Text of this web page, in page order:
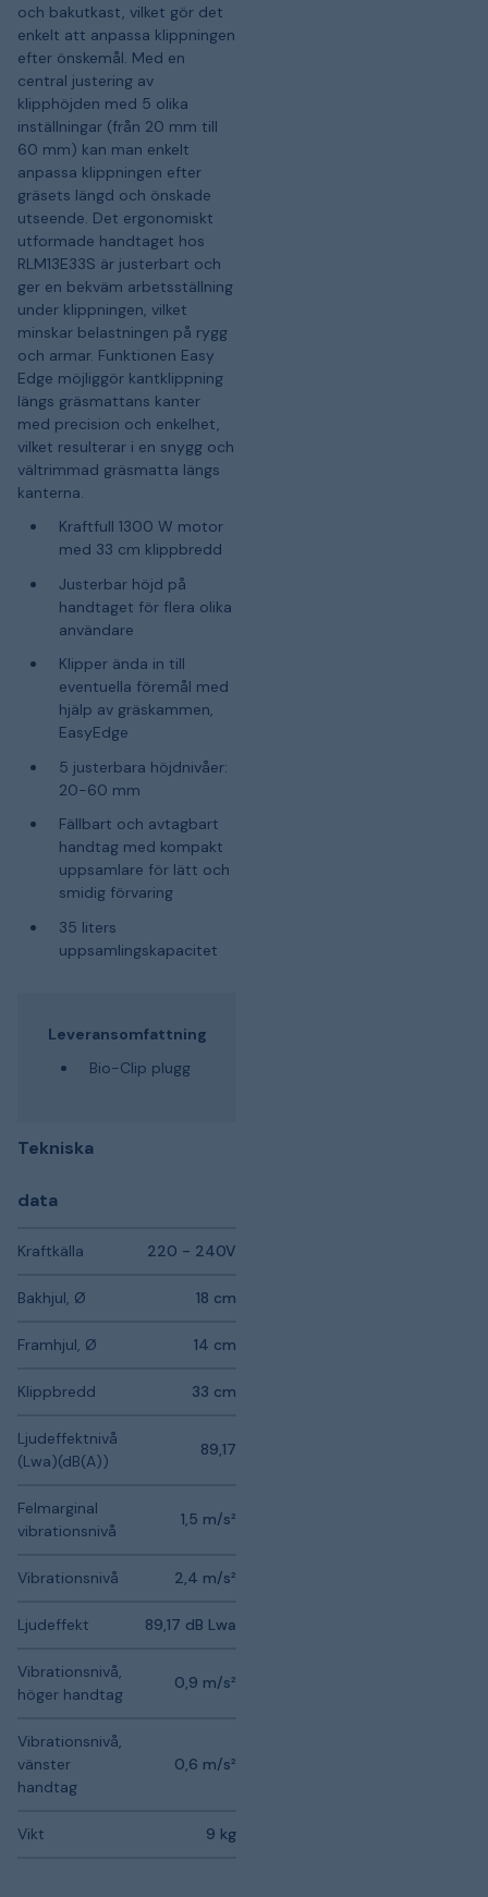
och bakutkast, vilket gör det
enkelt att anpassa klippningen
efter önskemål. Med en
central justering av
klipphöjden med 5 olika
inställningar (från 20 mm till
60 mm) kan man enkelt
anpassa klippningen efter
gräsets längd och önskade
utseende. Det ergonomiskt
utformade handtaget hos
RLM13E33S är justerbart och
ger en bekväm arbetsställning
under klippningen, vilket
minskar belastningen på rygg
och armar. Funktionen Easy
Edge möjliggör kantklippning
längs gräsmattans kanter
med precision och enkelhet,
vilket resulterar i en snygg och
vältrimmad gräsmatta längs
kanterna.
Kraftfull 1300 W motor
med 33 cm klippbredd
Justerbar höjd på
handtaget för flera olika
användare
Klipper ända in till
eventuella föremål med
hjälp av gräskammen,
EasyEdge
5 justerbara höjdnivåer:
20-60 mm
Fällbart och avtagbart
handtag med kompakt
uppsamlare för lätt och
smidig förvaring
35 liters
uppsamlingskapacitet
Leveransomfattning
Bio-Clip plugg
Tekniska
data
Kraftkälla 220 - 240V
Bakhjul, Ø 18 cm
Framhjul, Ø 14 cm
Klippbredd 33 cm
Ljudeffektnivå
(Lwa)(dB(A))
89,17
Felmarginal
vibrationsnivå
1,5 m/s²
Vibrationsnivå 2,4 m/s²
Ljudeffekt 89,17 dB Lwa
Vibrationsnivå,
höger handtag
0,9 m/s²
Vibrationsnivå,
vänster
handtag
0,6 m/s²
Vikt 9 kg